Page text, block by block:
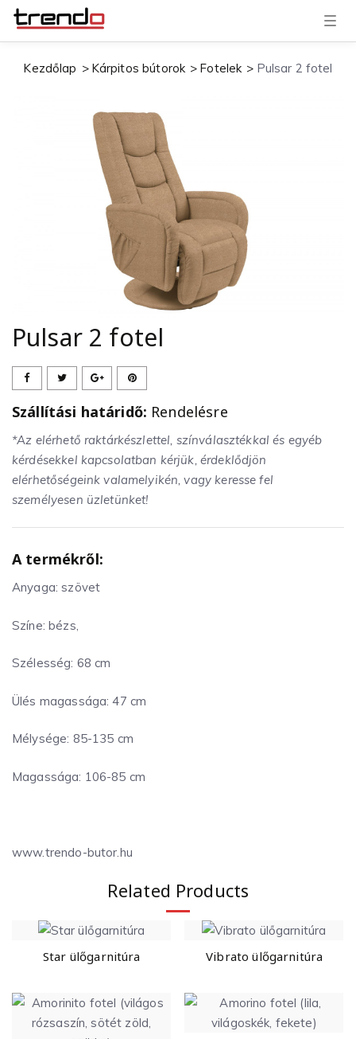
T
g
l
Kezdőlap Kárpitos bútorok Fotelek Pulsar 2 fotel
Pulsar 2 fotel
Szállítási határidő: Rendelésre
*Az elérhető raktárkészlettel, színválasztékkal és egyéb
kérdésekkel kapcsolatban kérjük, érdeklődjön
elérhetőségeink valamelyikén, vagy keresse fel
személyesen üzletünket!
A termékről:
Anyaga: szövet
Színe: bézs,
Szélesség: 68 cm
Ülés magassága: 47 cm
Mélysége: 85-135 cm
Magassága: 106-85 cm
www.trendo-butor.hu
Related Products
Star ülőgarnitúra Vibrato ülőgarnitúra